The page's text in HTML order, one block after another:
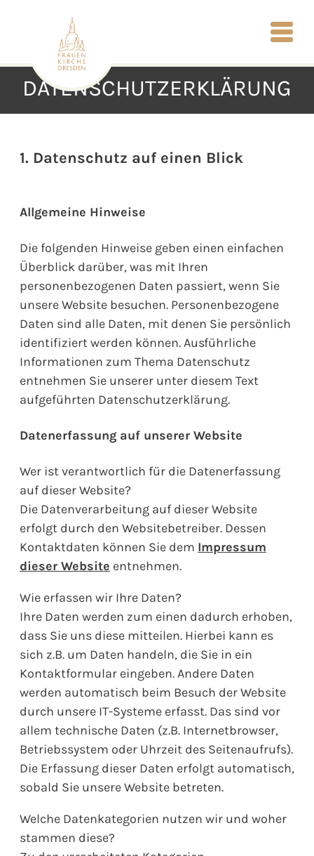
DATENSCHUTZERKLÄRUNG
1. Datenschutz auf einen Blick
Allgemeine Hinweise
Die folgenden Hinweise geben einen einfachen
Überblick darüber, was mit Ihren
personenbezogenen Daten passiert, wenn Sie
unsere Website besuchen. Personenbezogene
Daten sind alle Daten, mit denen Sie persönlich
identifiziert werden können. Ausführliche
Informationen zum Thema Datenschutz
entnehmen Sie unserer unter diesem Text
aufgeführten Datenschutzerklärung.
Datenerfassung auf unserer Website
Wer ist verantwortlich für die Datenerfassung
auf dieser Website?
Die Datenverarbeitung auf dieser Website
erfolgt durch den Websitebetreiber. Dessen
Kontaktdaten können Sie dem Impressum
dieser Website entnehmen.
Wie erfassen wir Ihre Daten?
Ihre Daten werden zum einen dadurch erhoben,
dass Sie uns diese mitteilen. Hierbei kann es
sich z.B. um Daten handeln, die Sie in ein
Kontaktformular eingeben. Andere Daten
werden automatisch beim Besuch der Website
durch unsere IT-Systeme erfasst. Das sind vor
allem technische Daten (z.B. Internetbrowser,
Betriebssystem oder Uhrzeit des Seitenaufrufs).
Die Erfassung dieser Daten erfolgt automatisch,
sobald Sie unsere Website betreten.
Welche Datenkategorien nutzen wir und woher
stammen diese?